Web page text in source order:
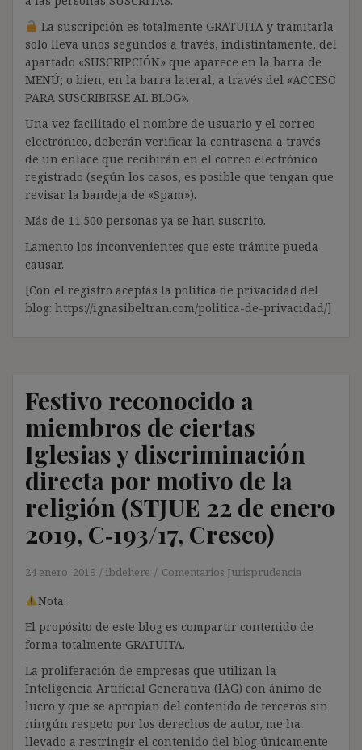
La suscripción es totalmente GRATUITA y tramitarla
solo lleva unos segundos a través, indistintamente, del
apartado «SUSCRIPCIÓN» que aparece en la barra de
MENÚ; o bien, en la barra lateral, a través del «ACCESO
PARA SUSCRIBIRSE AL BLOG».
Una vez facilitado el nombre de usuario y el correo
electrónico, deberán verificar la contraseña a través
de un enlace que recibirán en el correo electrónico
registrado (según los casos, es posible que tengan que
revisar la bandeja de «Spam»).
Más de 11.500 personas ya se han suscrito.
Lamento los inconvenientes que este trámite pueda
causar.
[Con el registro aceptas la política de privacidad del
blog: https://ignasibeltran.com/politica-de-privacidad/]
Festivo reconocido a
miembros de ciertas
Iglesias y discriminación
directa por motivo de la
religión (STJUE 22 de enero
2019, C‑193/17, Cresco)
24 enero, 2019 ibdehere Comentarios Jurisprudencia
Nota:
El propósito de este blog es compartir contenido de
forma totalmente GRATUITA.
La proliferación de empresas que utilizan la
Inteligencia Artificial Generativa (IAG) con ánimo de
lucro y que se apropian del contenido de terceros sin
ningún respeto por los derechos de autor, me ha
llevado a restringir el contenido del blog únicamente